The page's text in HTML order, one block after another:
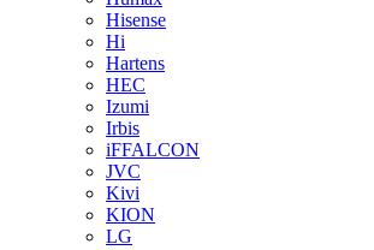
Hisense
Hi
Hartens
HEC
Izumi
Irbis
iFFALCON
JVC
Kivi
KION
LG